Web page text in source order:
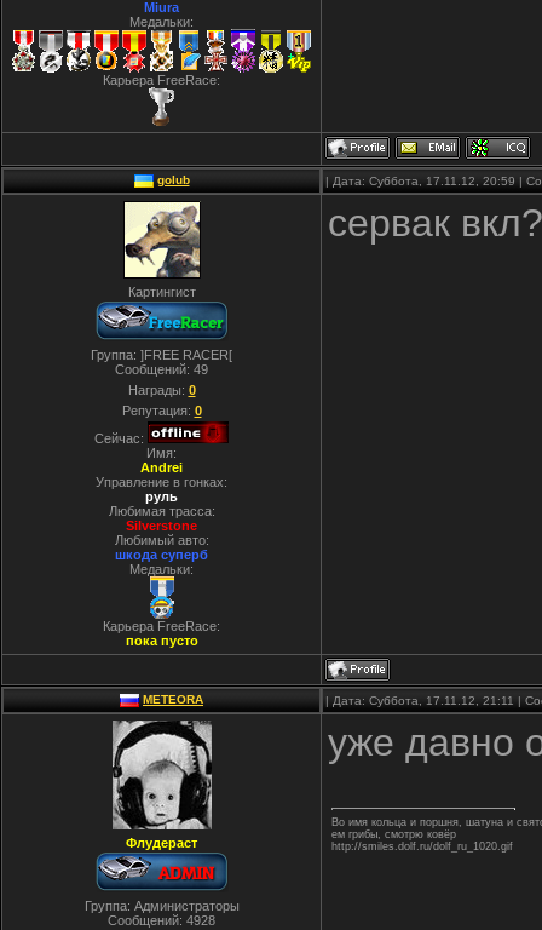
Miura
Медальки:
Карьера FreeRace:
golub | Дата: Суббота, 17.11.12, 20:59 |
Картингист
Группа: ]FREE RACER[
Сообщений: 49
Награды: 0
Репутация: 0
Сейчас:
Имя:
Andrei
Управление в гонках:
руль
Любимая трасса:
Silverstone
Любимый авто:
шкода суперб
Медальки:
Карьера FreeRace:
пока пусто
сервак вкл?
METEORA | Дата: Суббота, 17.11.12, 21:11 |
Флудераст
Группа: Администраторы
Сообщений: 4928
уже давно
Во имя кольца и поршня, шатуна и
ем грибы, смотрю ковёр
http://smiles.dolf.ru/dolf_ru_1020.gif